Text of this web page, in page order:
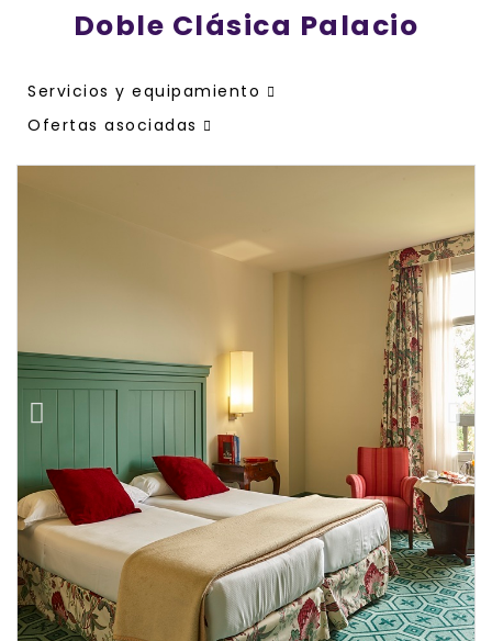
Doble Clásica Palacio
Servicios y equipamiento
Ofertas asociadas